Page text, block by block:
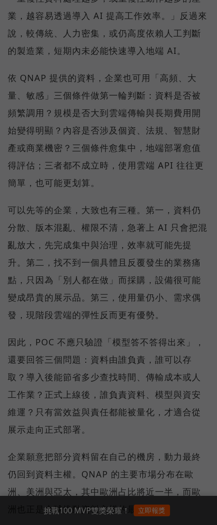
業，越容易透過導入 AI 提高工作效率。」反過來
說，較傳統、人力密集，或仍高度依賴人工判斷
的製造業，短期內未必能快速導入地端 AI。
依 QNAP 提供的資料，企業也可用「高頻、大
量、敏感」三個條件做第一輪判斷：資料是否被
頻繁調用？規模是否大到雲端傳輸與長期費用開
始變得明顯？內容是否涉及個資、法規、智慧財
產或商業機密？三個條件愈集中，地端部署愈值
得評估；三者都不成立時，使用雲端 API 往往更
簡單，也可能更划算。
可以先等的企業，大致也有三種。第一，資料仍
分散、版本混亂、權限不清，急著上 AI 只會把混
亂放大，先完成集中與治理，效率就可能先提
升。第二，找不到一個具體且反覆發生的業務痛
點，只因為「別人都在做」而採購，設備很可能
變成昂貴的展示品。第三，使用量仍小、需求偶
發，現階段雲端的彈性反而更有優勢。
因此，POC 不應只驗證「模型答不答得出來」，
還要回答三個問題：資料由誰負責，誰可以存
取？導入後能節省多少查找時間、傳輸成本或人
工作業？正式上線後，誰負責資料、模型與資安
維運？只有當效益與責任都能被量化，才適合從
展示走向正式部署。
企業願意把部分資料留在自己的機房，動力最終
仍回到資料主權。QNAP 的主要市場分布在歐
洲、美洲與亞太，其中歐洲占比將近一半，而歐
洲也正是全球推動資料主權的最大動力。
挑戰100 MVP雙獎榮耀！ 立即報獎